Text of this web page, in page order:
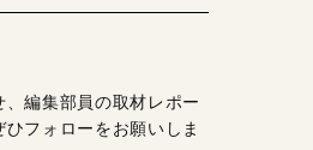
編集部員の取材レポー
ひフォローをお願いしま